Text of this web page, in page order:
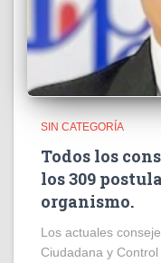
SIN CATEGORÍA
Todos los
los 309
organismo.
Los actuales
Ciudadana y